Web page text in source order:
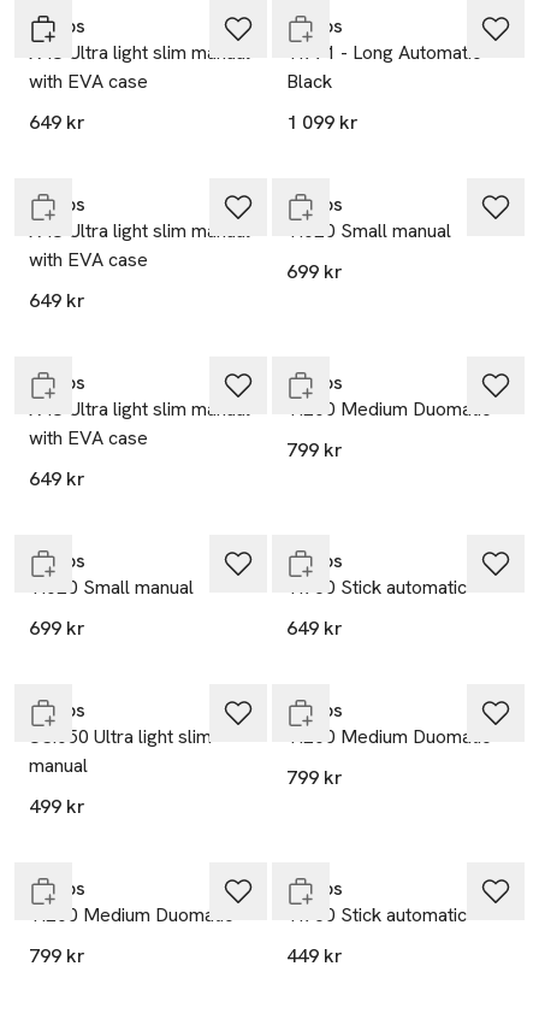
Knirps
X4U Ultra light slim manual
with EVA case
649 kr
Knirps
T.771 - Long Automatic
Black
1 099 kr
Knirps
X4U Ultra light slim manual
with EVA case
649 kr
Knirps
T.020 Small manual
699 kr
Knirps
X4U Ultra light slim manual
with EVA case
649 kr
Knirps
T.200 Medium Duomatic
799 kr
Knirps
T.020 Small manual
699 kr
Knirps
T.760 Stick automatic
649 kr
Knirps
US.050 Ultra light slim
manual
499 kr
Knirps
T.200 Medium Duomatic
799 kr
Knirps
T.200 Medium Duomatic
799 kr
Knirps
T.760 Stick automatic
449 kr